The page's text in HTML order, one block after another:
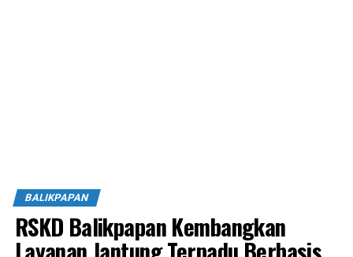
BALIKPAPAN
RSKD Balikpapan Kembangkan